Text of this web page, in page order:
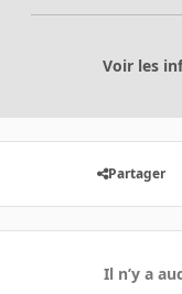
Voir les
Partager
Il n’y a